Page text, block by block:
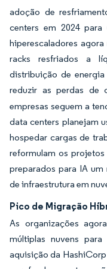
adoção de
centers em 2024
hiperescaladores
racks resfriados a
distribuição de
reduzir as perdas de
empresas seguem a
data centers planejam
hospedar cargas de
reformulam os
preparados para IA
de infraestrutura em
Pico de Migração
As organizações
múltiplas nuvens
aquisição da